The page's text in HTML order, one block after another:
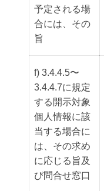
予定される場
合には、その
旨
f) 3.4.4.5〜
3.4.4.7に規定
する開示対象
個人情報に該
当する場合に
は、その求め
に応じる旨及
び問合せ窓口